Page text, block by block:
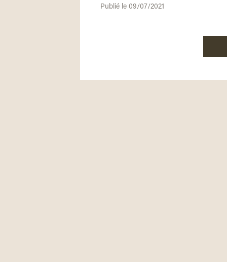
Publié le 09/07/2021